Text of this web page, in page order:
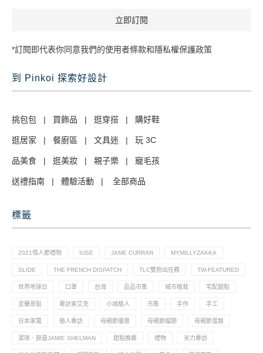
*訂閱即代表你同意我們的使用者條款和隱私權保護政策
到 Pinkoi 探索好設計
挑包包 | 買飾品 | 逛穿搭 | 購好鞋
逛居家 | 餐廚區 | 文具迷 | 玩 3C
品美食 | 逛美妝 | 親子樂 | 寵毛孩
送禮指南 | 體驗活動 | 全部商品
標籤
2021情人節禮物 IUSE JAME CURRAN MYMILLYZAKKA
SLIDE THE FRENCH DISPATCH TLC雙廚出任務 TW-FEATURED
世界地球日 口罩 台灣 品品市集 城市植栽 宅配甜點
宜蘭景點 專訪索艾克 小城植人 市集 手作 手工
日本家電 植人專訪 母親節優惠 母親節檔期 母親節蛋糕
潔咪．薛曼JAMIE SHELMAN 甜點推薦 禮物 米力專訪